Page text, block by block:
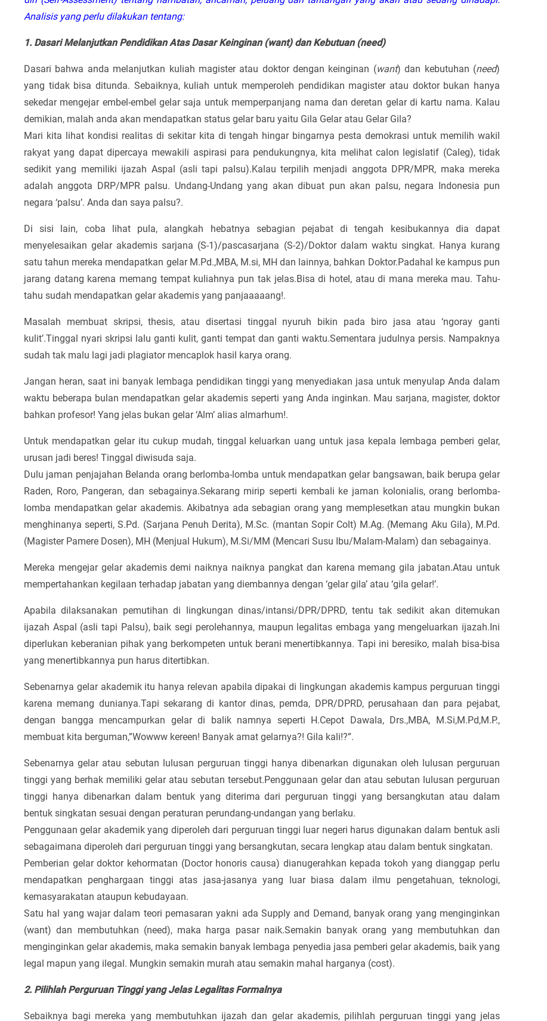
Analisis yang perlu dilakukan tentang:
1. Dasari Melanjutkan Pendidikan Atas Dasar Keinginan (want) dan Kebutuan (need)
Dasari bahwa anda melanjutkan kuliah magister atau doktor dengan keinginan (want) dan kebutuhan (need)
yang tidak bisa ditunda. Sebaiknya, kuliah untuk memperoleh pendidikan magister atau doktor bukan hanya
sekedar mengejar embel-embel gelar saja untuk memperpanjang nama dan deretan gelar di kartu nama. Kalau
demikian, malah anda akan mendapatkan status gelar baru yaitu Gila Gelar atau Gelar Gila?
Mari kita lihat kondisi realitas di sekitar kita di tengah hingar bingarnya pesta demokrasi untuk memilih wakil
rakyat yang dapat dipercaya mewakili aspirasi para pendukungnya, kita melihat calon legislatif (Caleg), tidak
sedikit yang memiliki ijazah Aspal (asli tapi palsu).Kalau terpilih menjadi anggota DPR/MPR, maka mereka
adalah anggota DRP/MPR palsu. Undang-Undang yang akan dibuat pun akan palsu, negara Indonesia pun
negara ‘palsu’. Anda dan saya palsu?.
Di sisi lain, coba lihat pula, alangkah hebatnya sebagian pejabat di tengah kesibukannya dia dapat
menyelesaikan gelar akademis sarjana (S-1)/pascasarjana (S-2)/Doktor dalam waktu singkat. Hanya kurang
satu tahun mereka mendapatkan gelar M.Pd.,MBA, M.si, MH dan lainnya, bahkan Doktor.Padahal ke kampus pun
jarang datang karena memang tempat kuliahnya pun tak jelas.Bisa di hotel, atau di mana mereka mau. Tahu-
tahu sudah mendapatkan gelar akademis yang panjaaaaang!.
Masalah membuat skripsi, thesis, atau disertasi tinggal nyuruh bikin pada biro jasa atau ‘ngoray ganti
kulit’.Tinggal nyari skripsi lalu ganti kulit, ganti tempat dan ganti waktu.Sementara judulnya persis. Nampaknya
sudah tak malu lagi jadi plagiator mencaplok hasil karya orang.
Jangan heran, saat ini banyak lembaga pendidikan tinggi yang menyediakan jasa untuk menyulap Anda dalam
waktu beberapa bulan mendapatkan gelar akademis seperti yang Anda inginkan. Mau sarjana, magister, doktor
bahkan profesor! Yang jelas bukan gelar ‘Alm’ alias almarhum!.
Untuk mendapatkan gelar itu cukup mudah, tinggal keluarkan uang untuk jasa kepala lembaga pemberi gelar,
urusan jadi beres! Tinggal diwisuda saja.
Dulu jaman penjajahan Belanda orang berlomba-lomba untuk mendapatkan gelar bangsawan, baik berupa gelar
Raden, Roro, Pangeran, dan sebagainya.Sekarang mirip seperti kembali ke jaman kolonialis, orang berlomba-
lomba mendapatkan gelar akademis. Akibatnya ada sebagian orang yang memplesetkan atau mungkin bukan
menghinanya seperti, S.Pd. (Sarjana Penuh Derita), M.Sc. (mantan Sopir Colt) M.Ag. (Memang Aku Gila), M.Pd.
(Magister Pamere Dosen), MH (Menjual Hukum), M.Si/MM (Mencari Susu Ibu/Malam-Malam) dan sebagainya.
Mereka mengejar gelar akademis demi naiknya naiknya pangkat dan karena memang gila jabatan.Atau untuk
mempertahankan kegilaan terhadap jabatan yang diembannya dengan ‘gelar gila’ atau ‘gila gelar!’.
Apabila dilaksanakan pemutihan di lingkungan dinas/intansi/DPR/DPRD, tentu tak sedikit akan ditemukan
ijazah Aspal (asli tapi Palsu), baik segi perolehannya, maupun legalitas embaga yang mengeluarkan ijazah.Ini
diperlukan keberanian pihak yang berkompeten untuk berani menertibkannya. Tapi ini beresiko, malah bisa-bisa
yang menertibkannya pun harus ditertibkan.
Sebenarnya gelar akademik itu hanya relevan apabila dipakai di lingkungan akademis kampus perguruan tinggi
karena memang dunianya.Tapi sekarang di kantor dinas, pemda, DPR/DPRD, perusahaan dan para pejabat,
dengan bangga mencampurkan gelar di balik namnya seperti H.Cepot Dawala, Drs.,MBA, M.Si,M.Pd,M.P.,
membuat kita berguman,”Wowww kereen! Banyak amat gelarnya?! Gila kali!?”.
Sebenarnya gelar atau sebutan lulusan perguruan tinggi hanya dibenarkan digunakan oleh lulusan perguruan
tinggi yang berhak memiliki gelar atau sebutan tersebut.Penggunaan gelar dan atau sebutan lulusan perguruan
tinggi hanya dibenarkan dalam bentuk yang diterima dari perguruan tinggi yang bersangkutan atau dalam
bentuk singkatan sesuai dengan peraturan perundang-undangan yang berlaku.
Penggunaan gelar akademik yang diperoleh dari perguruan tinggi luar negeri harus digunakan dalam bentuk asli
sebagaimana diperoleh dari perguruan tinggi yang bersangkutan, secara lengkap atau dalam bentuk singkatan.
Pemberian gelar doktor kehormatan (Doctor honoris causa) dianugerahkan kepada tokoh yang dianggap perlu
mendapatkan penghargaan tinggi atas jasa-jasanya yang luar biasa dalam ilmu pengetahuan, teknologi,
kemasyarakatan ataupun kebudayaan.
Satu hal yang wajar dalam teori pemasaran yakni ada Supply and Demand, banyak orang yang menginginkan
(want) dan membutuhkan (need), maka harga pasar naik.Semakin banyak orang yang membutuhkan dan
menginginkan gelar akademis, maka semakin banyak lembaga penyedia jasa pemberi gelar akademis, baik yang
legal mapun yang ilegal. Mungkin semakin murah atau semakin mahal harganya (cost).
2. Pilihlah Perguruan Tinggi yang Jelas Legalitas Formalnya
Sebaiknya bagi mereka yang membutuhkan ijazah dan gelar akademis, pilihlah perguruan tinggi yang jelas